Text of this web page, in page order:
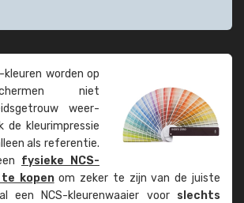
kleuren worden op
niet
weer­
de kleur­impressie
als referentie.
fysieke NCS-
kopenom zeker te zijn van de juiste
een NCS-kleuren­waaier voor slechts